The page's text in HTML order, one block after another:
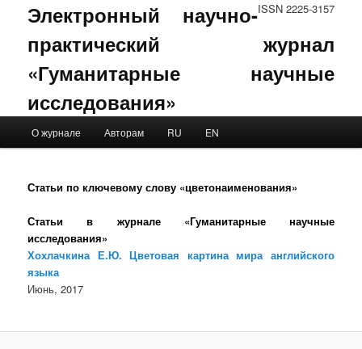
ISSN 2225-3157
Электронный научно-
практический журнал
«Гуманитарные научные
исследования»
Skip to primary content
Skip to secondary content
О журнале Авторам RU EN
Статьи по ключевому слову «цветонаименования»
Статьи в журнале «Гуманитарные научные
исследования»
Хохлачкина Е.Ю. Цветовая картина мира английского
языка
Июнь, 2017